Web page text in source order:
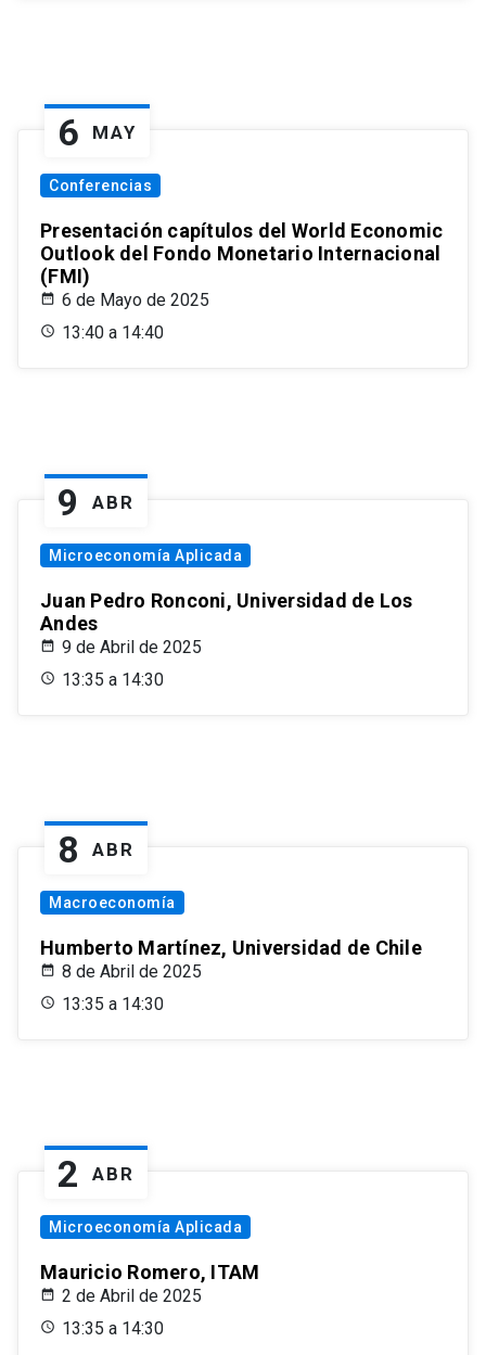
6 MAY
Conferencias
Presentación capítulos del World Economic
Outlook del Fondo Monetario Internacional
(FMI)
6 de Mayo de 2025
13:40 a 14:40
9 ABR
Microeconomía Aplicada
Juan Pedro Ronconi, Universidad de Los
Andes
9 de Abril de 2025
13:35 a 14:30
8 ABR
Macroeconomía
Humberto Martínez, Universidad de Chile
8 de Abril de 2025
13:35 a 14:30
2 ABR
Microeconomía Aplicada
Mauricio Romero, ITAM
2 de Abril de 2025
13:35 a 14:30